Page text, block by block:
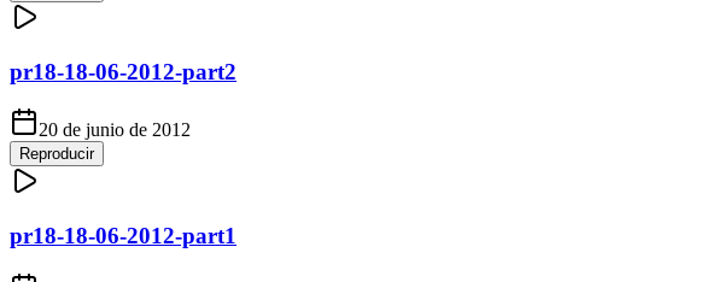
pr18-18-06-2012-part2
20 de junio de 2012
Reproducir
pr18-18-06-2012-part1